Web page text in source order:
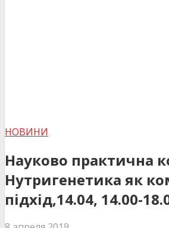
НОВИНИ
Науково практична
Нутригенетика як
підхід,14.04, 14.00-